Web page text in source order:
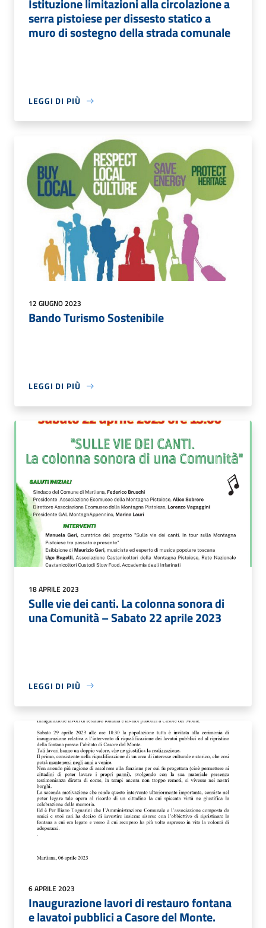
Istituzione limitazioni alla circolazione a
serra pistoiese per dissesto statico a
muro di sostegno della strada comunale
LEGGI DI PIÙ
12 GIUGNO 2023
Bando Turismo Sostenibile
LEGGI DI PIÙ
18 APRILE 2023
Sulle vie dei canti. La colonna sonora di
una Comunità – Sabato 22 aprile 2023
LEGGI DI PIÙ
6 APRILE 2023
Inaugurazione lavori di restauro fontana
e lavatoi pubblici a Casore del Monte.